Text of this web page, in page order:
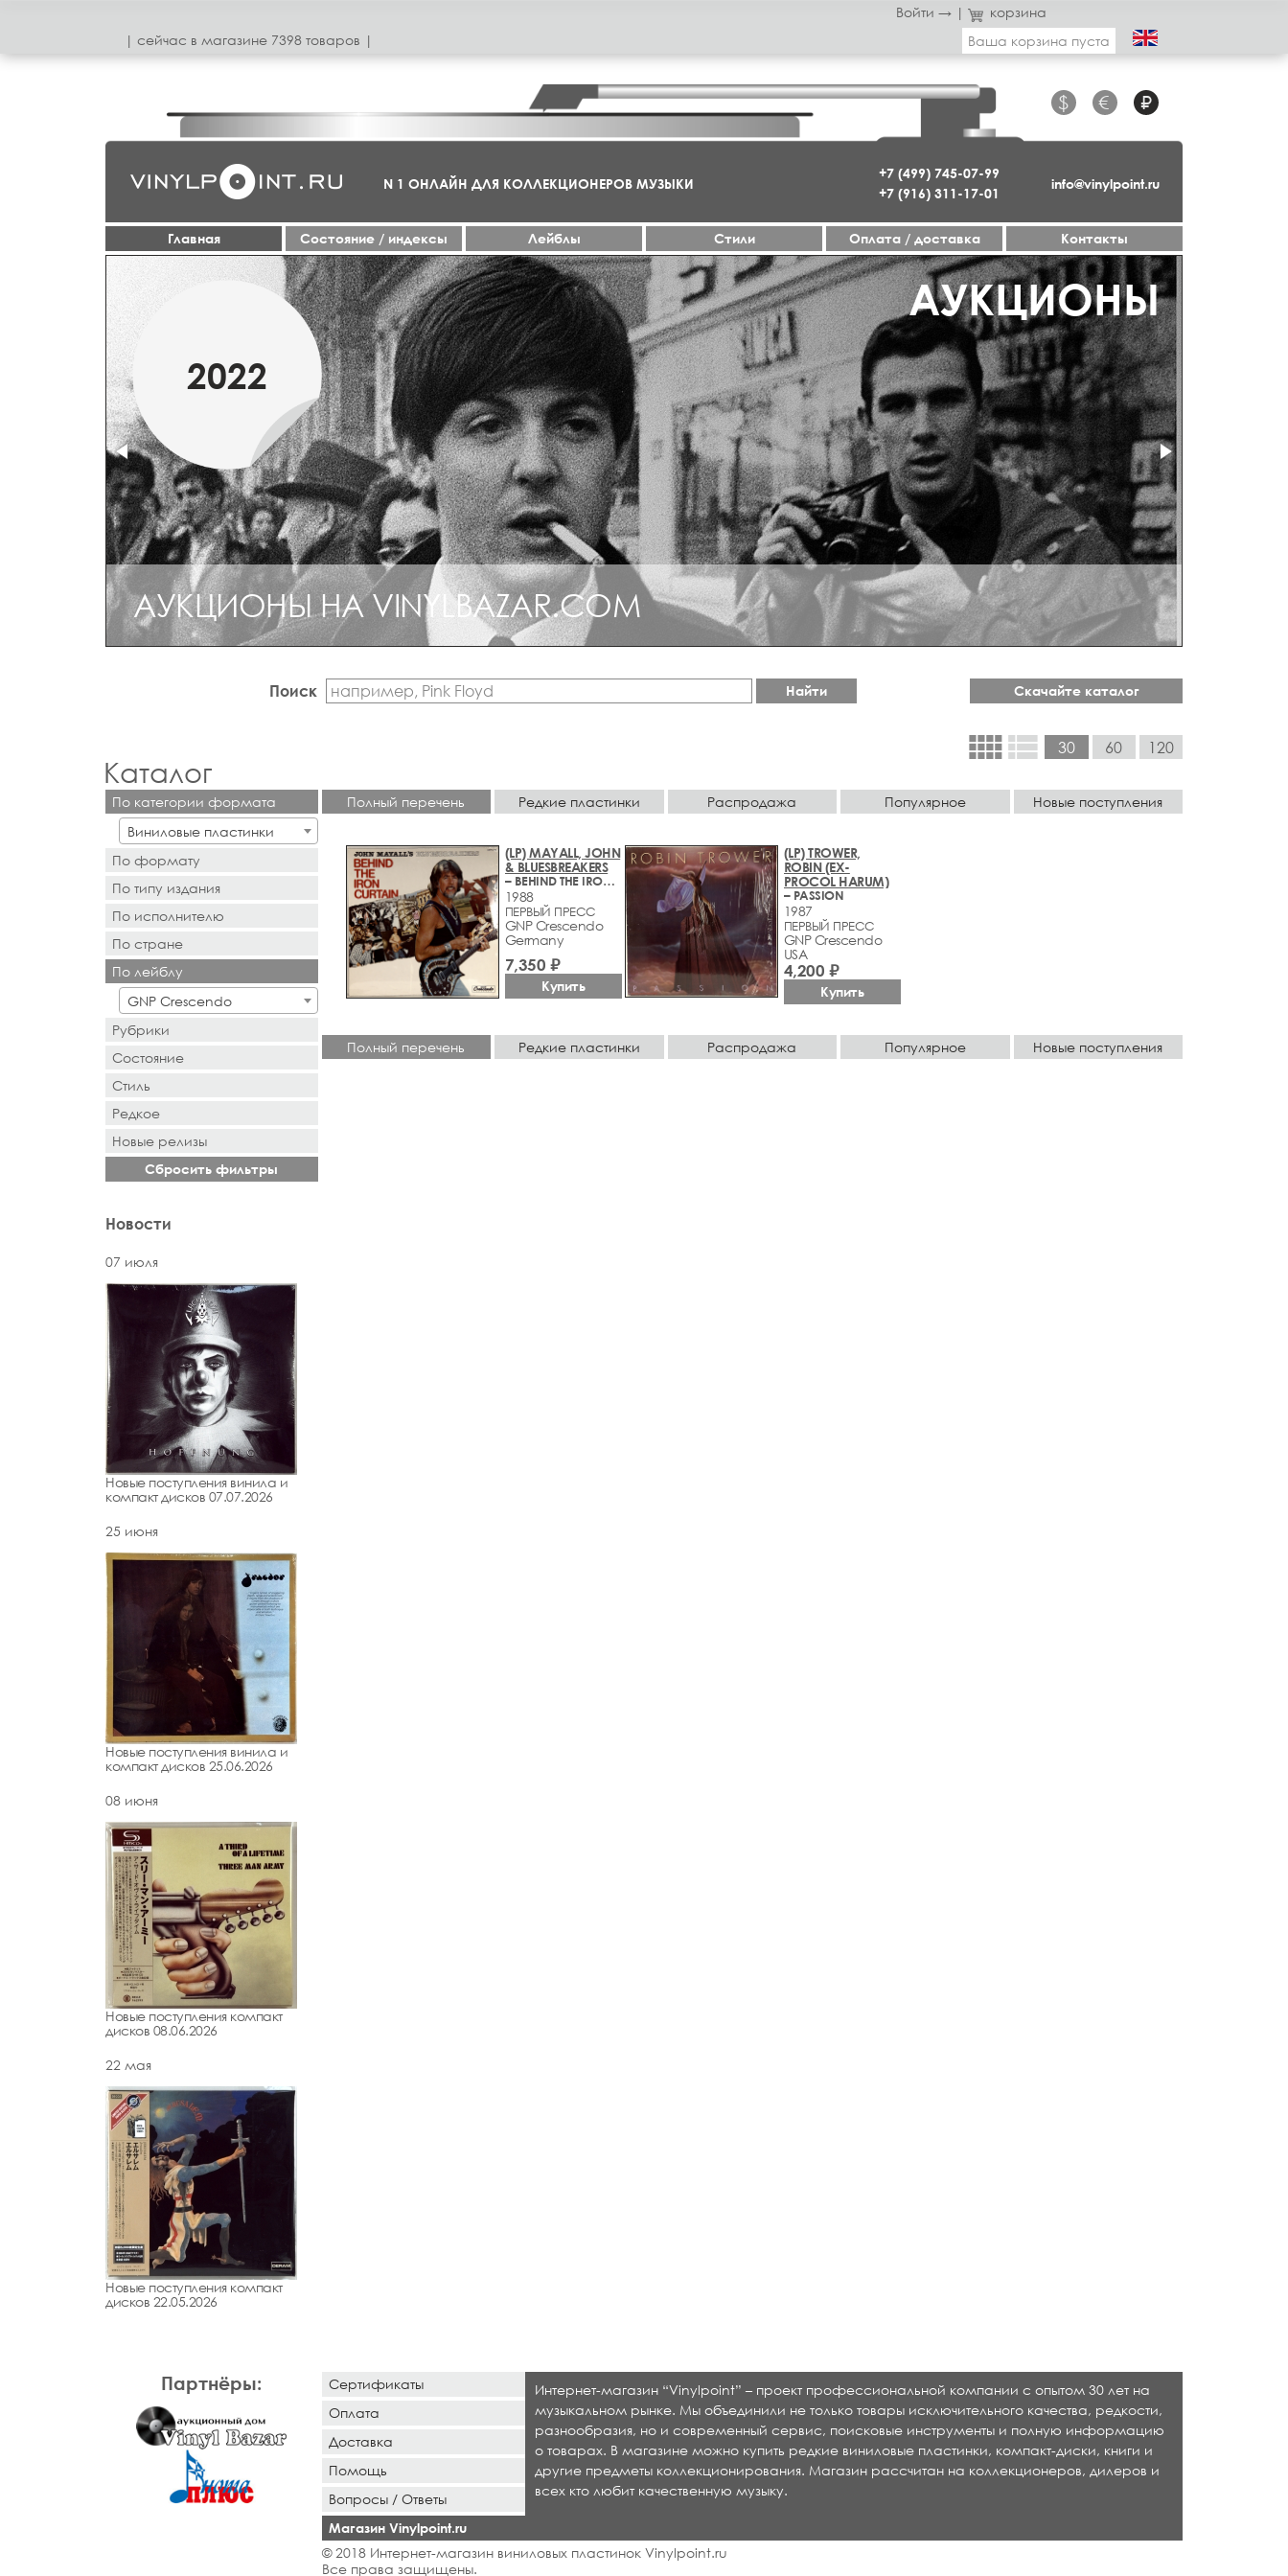
Войти → |
корзина
| сeйчас в магазинe 7398 товаров |
Ваша корзина пуста
+7 (499) 745-07-99
+7 (916) 311-17-01
$ € ₽
info@vinylpoint.ru
N 1 ОНЛАЙН ДЛЯ КОЛЛЕКЦИОНЕРОВ МУЗЫКИ
Главная Cостояние / индексы Лейблы Стили Оплата / доставка Контакты
МАГАЗИН ОТКРЫТ
МАРТ
2019
АУКЦИОНЫ
2022
АУКЦИОНЫ НА VINYLBAZAR.COM
Поиск Найти Скачайте каталог
view_comfyview_list 30 60 120
Каталог
По категории формата
Виниловые пластинки
По формату
- Выбор -
По типу издания
- Выбор -
По исполнителю
- Поиск или выбор -
По стране
- Поиск или выбор -
По лейблу
GNP Crescendo
Рубрики
Состояние
Стиль
Редкое
Новыe рeлизы
Сбросить фильтры
Новости
07 июля
Новые поступления винила и
компакт дисков 07.07.2026
25 июня
Новые поступления винила и
компакт дисков 25.06.2026
08 июня
Новые поступления компакт
дисков 08.06.2026
22 мая
Новые поступления компакт
дисков 22.05.2026
Полный перечень Редкие пластинки Распродажа Популярное Новые поступления
(LP) MAYALL, JOHN
& BLUESBREAKERS
– BEHIND THE IRON CURTAIN
1988
ПЕРВЫЙ ПРЕСС
GNP Crescendo
Germany
7,350 ₽
Купить
(LP) TROWER,
ROBIN (EX-
PROCOL HARUM)
– PASSION
1987
ПЕРВЫЙ ПРЕСС
GNP Crescendo
USA
4,200 ₽
Купить
Полный перечень Редкие пластинки Распродажа Популярное Новые поступления
Партнёры:
Сертификаты
Оплата
Доставка
Помощь
Вопросы / Ответы
Магазин Vinylpoint.ru
Интернет-магазин “Vinylpoint” – проект профессиональной компании с опытом 30 лет на
музыкальном рынке. Мы объединили не только товары исключительного качества, редкости,
разнообразия, но и современный сервис, поисковые инструменты и полную информацию
о товарах. В магазине можно купить редкие виниловые пластинки, компакт-диски, книги и
другие предметы коллекционирования. Магазин рассчитан на коллекционеров, дилеров и
всех кто любит качественную музыку.
© 2018 Интернет-магазин виниловых пластинок Vinylpoint.ru
Все права защищены.